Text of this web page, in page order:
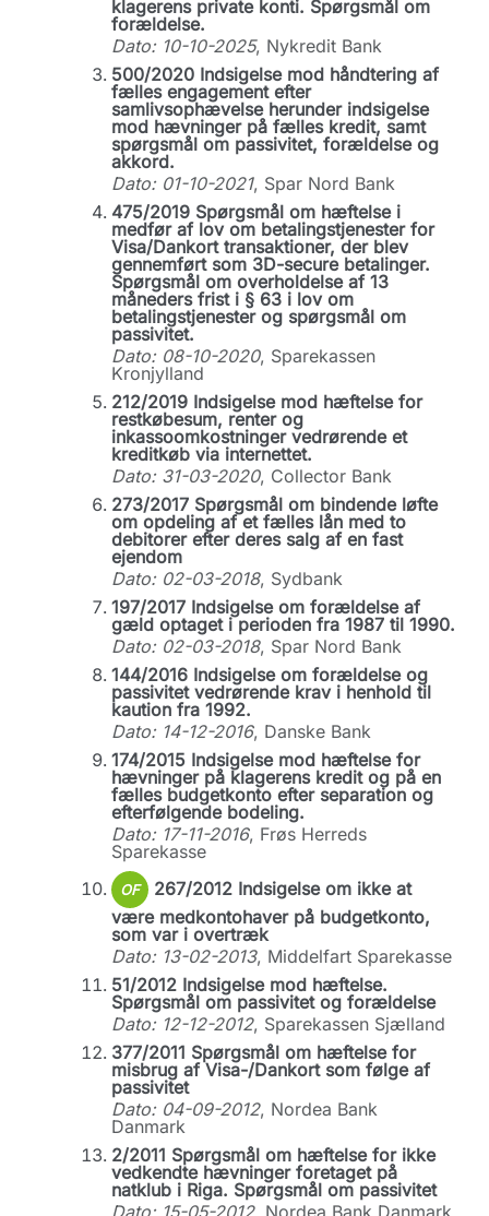
klagerens private konti. Spørgsmål om
forældelse.
Dato: 10-10-2025, Nykredit Bank
500/2020 Indsigelse mod håndtering af
fælles engagement efter
samlivsophævelse herunder indsigelse
mod hævninger på fælles kredit, samt
spørgsmål om passivitet, forældelse og
akkord.
Dato: 01-10-2021, Spar Nord Bank
475/2019 Spørgsmål om hæftelse i
medfør af lov om betalingstjenester for
Visa/Dankort transaktioner, der blev
gennemført som 3D-secure betalinger.
Spørgsmål om overholdelse af 13
måneders frist i § 63 i lov om
betalingstjenester og spørgsmål om
passivitet.
Dato: 08-10-2020, Sparekassen
Kronjylland
212/2019 Indsigelse mod hæftelse for
restkøbesum, renter og
inkassoomkostninger vedrørende et
kreditkøb via internettet.
Dato: 31-03-2020, Collector Bank
273/2017 Spørgsmål om bindende løfte
om opdeling af et fælles lån med to
debitorer efter deres salg af en fast
ejendom
Dato: 02-03-2018, Sydbank
197/2017 Indsigelse om forældelse af
gæld optaget i perioden fra 1987 til 1990.
Dato: 02-03-2018, Spar Nord Bank
144/2016 Indsigelse om forældelse og
passivitet vedrørende krav i henhold til
kaution fra 1992.
Dato: 14-12-2016, Danske Bank
174/2015 Indsigelse mod hæftelse for
hævninger på klagerens kredit og på en
fælles budgetkonto efter separation og
efterfølgende bodeling.
Dato: 17-11-2016, Frøs Herreds
Sparekasse
OF
267/2012 Indsigelse om ikke at
være medkontohaver på budgetkonto,
som var i overtræk
Dato: 13-02-2013, Middelfart Sparekasse
51/2012 Indsigelse mod hæftelse.
Spørgsmål om passivitet og forældelse
Dato: 12-12-2012, Sparekassen Sjælland
377/2011 Spørgsmål om hæftelse for
misbrug af Visa-/Dankort som følge af
passivitet
Dato: 04-09-2012, Nordea Bank
Danmark
2/2011 Spørgsmål om hæftelse for ikke
vedkendte hævninger foretaget på
natklub i Riga. Spørgsmål om passivitet
Dato: 15-05-2012, Nordea Bank Danmark